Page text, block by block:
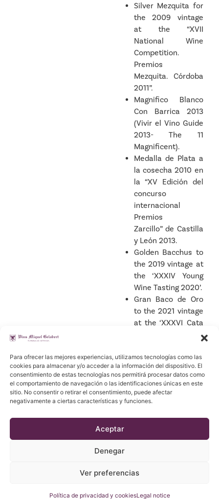
Para ofrecer las mejores experiencias, utilizamos tecnologías como las
cookies para almacenar y/o acceder a la información del dispositivo. El
consentimiento de estas tecnologías nos permitirá procesar datos como
el comportamiento de navegación o las identificaciones únicas en este
sitio. No consentir o retirar el consentimiento, puede afectar
negativamente a ciertas características y funciones.
Aceptar
Denegar
Ver preferencias
Política de privacidad y cookiesLegal notice
Silver Mezquita for
the 2009 vintage
at the “XVII
National Wine
Competition.
Premios
Mezquita. Córdoba
2011”.
Magnifico Blanco
Con Barrica 2013
(Vivir el Vino Guide
2013- The 11
Magnificent).
Medalla de Plata a
la cosecha 2010 en
la “XV Edición del
concurso
internacional
Premios
Zarcillo” de Castilla
y León 2013.
Golden Bacchus to
the 2019 vintage at
the ‘XXXIV Young
Wine Tasting 2020’.
Gran Baco de Oro
to the 2021 vintage
at the ‘XXXVI Cata
de vinos jóvenes
Featured products